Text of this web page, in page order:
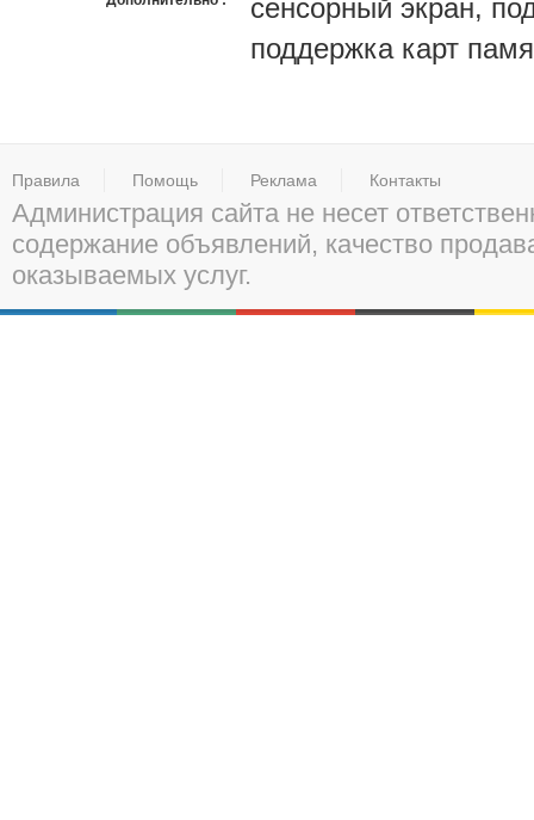
сенсорный экран,
поддержка карт
Правила Помощь Реклама Контакты
Администрация сайта не несет
содержание объявлений, качество
оказываемых услуг.